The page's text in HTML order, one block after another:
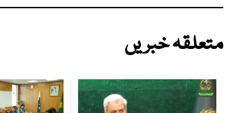
متعلقہ خبریں